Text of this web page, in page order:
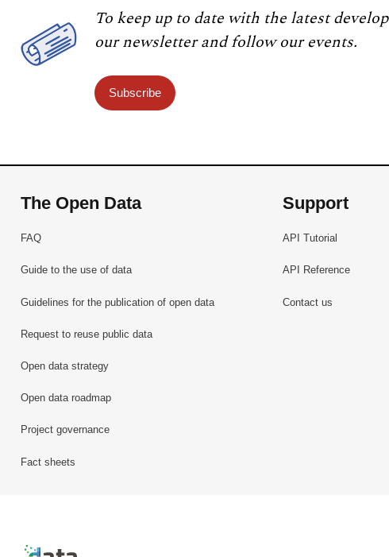
To keep up to date with the latest
our newsletter and follow our events.
Subscribe
The Open Data
FAQ
Guide to the use of data
Guidelines for the publication of open data
Request to reuse public data
Open data strategy
Open data roadmap
Project governance
Fact sheets
Support
API Tutorial
API Reference
Contact us
Retour à l'accueil de data.public.lu